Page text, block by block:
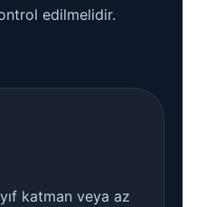
edilmelidir.
katman veya az